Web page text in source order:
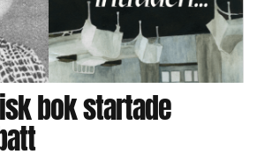
bok startade